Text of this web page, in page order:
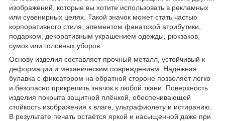
изображений, которые вы хотите использовать в рекламных
или сувенирных целях. Такой значок может стать частью
корпоративного стиля, элементом фанатской атрибутики,
подарком, декоративным украшением одежды, рюкзаков,
сумок или головных уборов.
Основу изделия составляет прочный металл, устойчивый к
деформации и механическим повреждениям. Надёжная
булавка с фиксатором на обратной стороне позволяет легко
и безопасно прикрепить значок к любой ткани. Поверхность
изделия покрыта защитной плёнкой, обеспечивающей
стойкость изображения к влаге, ультрафиолету и истиранию.
В результате печать остаётся яркой и насыщенной даже при